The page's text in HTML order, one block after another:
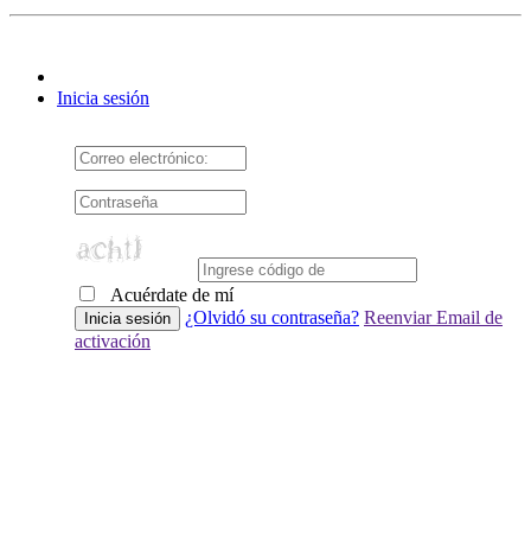
Inicia sesión
Acuérdate de mí
¿Olvidó su contraseña? Reenviar Email de
activación